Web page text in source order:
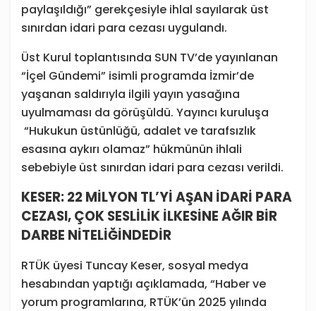
paylaşıldığı” gerekçesiyle ihlal sayılarak üst
sınırdan idari para cezası uygulandı.
Üst Kurul toplantısında SUN TV’de yayınlanan
“İçel Gündemi” isimli programda İzmir’de
yaşanan saldırıyla ilgili yayın yasağına
uyulmaması da görüşüldü. Yayıncı kuruluşa
“Hukukun üstünlüğü, adalet ve tarafsızlık
esasına aykırı olamaz” hükmünün ihlali
sebebiyle üst sınırdan idari para cezası verildi.
KESER: 22 MİLYON TL’Yİ AŞAN İDARİ PARA
CEZASI, ÇOK SESLİLİK İLKESİNE AĞIR BİR
DARBE NİTELİĞİNDEDİR
RTÜK üyesi Tuncay Keser, sosyal medya
hesabından yaptığı açıklamada, “Haber ve
yorum programlarına, RTÜK’ün 2025 yılında